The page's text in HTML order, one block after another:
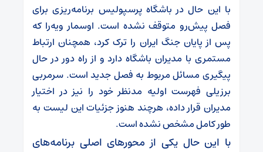
با این حال در باشگاه پرسپولیس برنامه‌ریزی برای
فصل پیش‌رو متوقف نشده است. اوسمار ویه‌را که
پس از پایان جنگ ایران را ترک کرد، همچنان ارتباط
مستمری با مدیران باشگاه دارد و از راه دور در حال
پیگیری مسائل مربوط به فصل جدید است. سرمربی
برزیلی فهرست اولیه مدنظر خود را نیز در اختیار
مدیران قرار داده، هرچند هنوز جزئیات این لیست به
طور کامل مشخص نشده است.
با این حال یکی از محورهای اصلی برنامه‌های